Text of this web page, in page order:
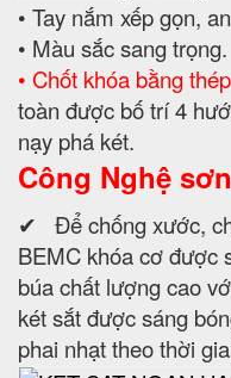
• Tay nắm xếp gọn,
• Màu sắc sang trọng.
• Chốt khóa bằng
toàn được bố trí 4
nạy phá két.
Công Nghệ
✔ Để chống xước,
BEMC khóa cơ được
búa chất lượng cao
két sắt được sáng
phai nhạt theo thời